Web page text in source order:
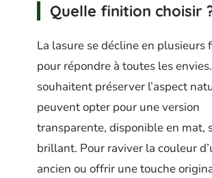
Quelle finition choisir
La lasure se décline en plusieurs
pour répondre à toutes les
souhaitent préserver l’aspect
peuvent opter pour une version
transparente, disponible en mat,
brillant. Pour raviver la couleur
ancien ou offrir une touche